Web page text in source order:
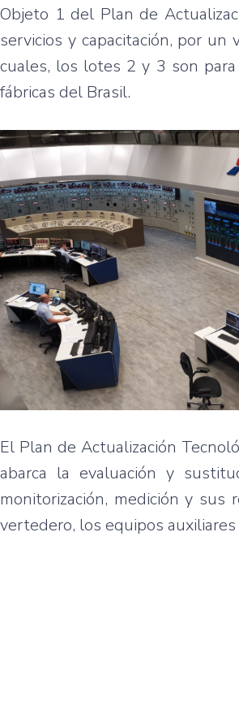
Objeto 1 del Plan de
servicios y capacitación, por
cuales, los lotes 2 y 3 son
fábricas del Brasil.
El Plan de Actualización
abarca la evaluación y
monitorización, medición y sus
vertedero, los equipos